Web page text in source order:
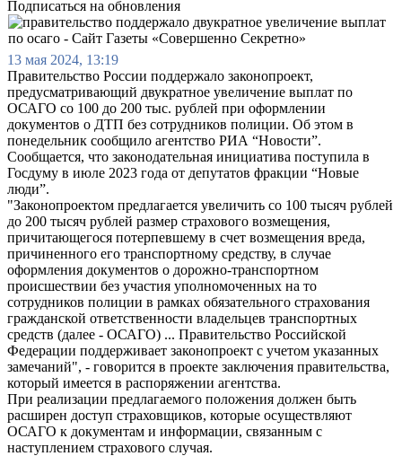
Подписаться на обновления
13 мая 2024, 13:19
Правительство России поддержало законопроект,
предусматривающий двукратное увеличение выплат по
ОСАГО со 100 до 200 тыс. рублей при оформлении
документов о ДТП без сотрудников полиции. Об этом в
понедельник сообщило агентство РИА “Новости”.
Сообщается, что законодательная инициатива поступила в
Госдуму в июле 2023 года от депутатов фракции “Новые
люди”.
"Законопроектом предлагается увеличить со 100 тысяч рублей
до 200 тысяч рублей размер страхового возмещения,
причитающегося потерпевшему в счет возмещения вреда,
причиненного его транспортному средству, в случае
оформления документов о дорожно-транспортном
происшествии без участия уполномоченных на то
сотрудников полиции в рамках обязательного страхования
гражданской ответственности владельцев транспортных
средств (далее - ОСАГО) ... Правительство Российской
Федерации поддерживает законопроект с учетом указанных
замечаний", - говорится в проекте заключения правительства,
который имеется в распоряжении агентства.
При реализации предлагаемого положения должен быть
расширен доступ страховщиков, которые осуществляют
ОСАГО к документам и информации, связанным с
наступлением страхового случая.